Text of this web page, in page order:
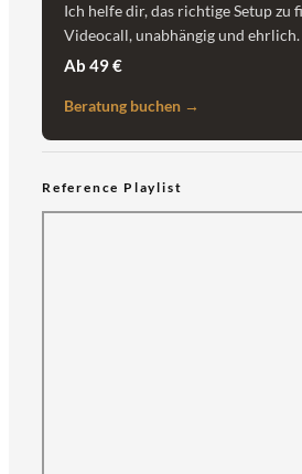
Ich helfe dir, das richtige Setup zu
Videocall, unabhängig und ehrlich.
Ab 49 €
Beratung buchen →
Reference Playlist